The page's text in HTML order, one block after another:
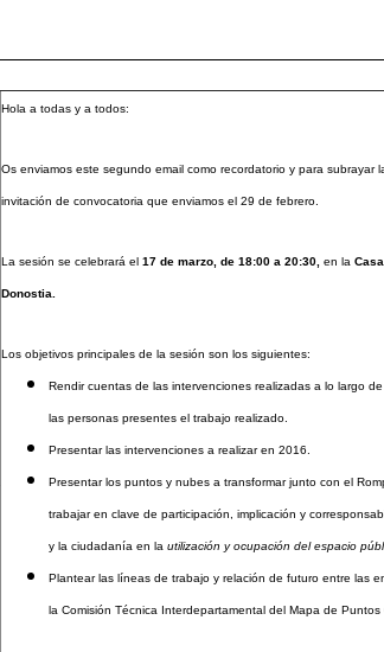
Hola a todas y a todos:
Os enviamos este segundo email como recordatorio y para subrayar
invitación de convocatoria que enviamos el 29 de febrero.
La sesión se celebrará el 17 de marzo, de 18:00 a 20:30, en la
Donostia.
Los objetivos principales de la sesión son los siguientes:
Rendir cuentas de las intervenciones realizadas a lo largo
las personas presentes el trabajo realizado.
Presentar las intervenciones a realizar en 2016.
Presentar los puntos y nubes a transformar junto con el
trabajar en clave de participación, implicación y
y la ciudadanía en la utilización y ocupación del espacio
Plantear las líneas de trabajo y relación de futuro entre las
la Comisión Técnica Interdepartamental del Mapa de Puntos